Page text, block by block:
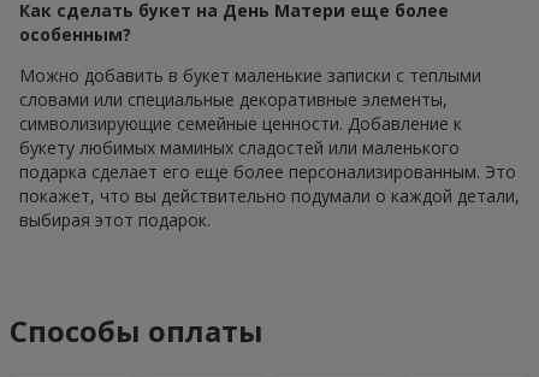
Как сделать букет на День Матери еще более
особенным?
Можно добавить в букет маленькие записки с теплыми
словами или специальные декоративные элементы,
символизирующие семейные ценности. Добавление к
букету любимых маминых сладостей или маленького
подарка сделает его еще более персонализированным. Это
покажет, что вы действительно подумали о каждой детали,
выбирая этот подарок.
Способы оплаты